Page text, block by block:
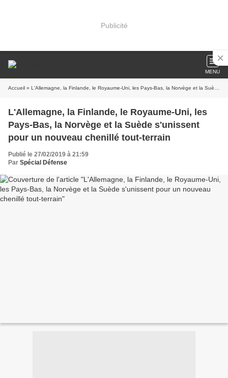
Publicité
MENU
Accueil » L'Allemagne, la Finlande, le Royaume-Uni, les Pays-Bas, la Norvège et la Suède s'unissent pour un nouveau chenillé tout-terrain
L'Allemagne, la Finlande, le Royaume-Uni, les
Pays-Bas, la Norvège et la Suède s'unissent
pour un nouveau chenillé tout-terrain
Publié le 27/02/2019 à 21:59
Par Spécial Défense